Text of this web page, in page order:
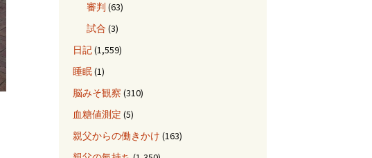
審判 (63)
試合 (3)
日記(1,559)
睡眠(1)
脳みそ観察 (310)
血糖値測定 (5)
親父からの働きかけ (163)